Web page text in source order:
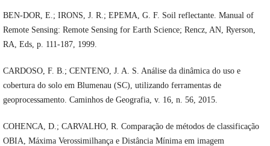
BEN-DOR, E.; IRONS, J. R.; EPEMA, G. F. Soil reflectante. Manual of
Remote Sensing: Remote Sensing for Earth Science; Rencz, AN, Ryerson,
RA, Eds, p. 111-187, 1999.
CARDOSO, F. B.; CENTENO, J. A. S. Análise da dinâmica do uso e
cobertura do solo em Blumenau (SC), utilizando ferramentas de
geoprocessamento. Caminhos de Geografia, v. 16, n. 56, 2015.
COHENCA, D.; CARVALHO, R. Comparação de métodos de classificação
OBIA, Máxima Verossimilhança e Distância Mínima em imagem